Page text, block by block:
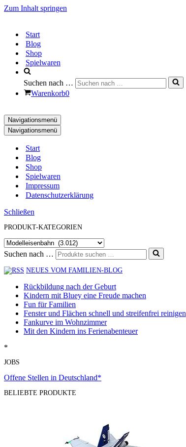
Zum Inhalt springen
Start
Blog
Shop
Spielwaren
Suchen nach …
Warenkorb0
Navigationsmenü
Navigationsmenü
Start
Blog
Shop
Spielwaren
Impressum
Datenschutzerklärung
Schließen
PRODUKT-KATEGORIEN
Suchen nach …
NEUES VOM FAMILIEN-BLOG
Rückbildung nach der Geburt
Kindern mit Bluey eine Freude machen
Fun für Familien
Fenster und Flächen schnell und streifenfrei reinigen
Fankurve im Wohnzimmer
Mit den Kindern ins Ferienabenteuer
*
JOBS
Offene Stellen in Deutschland*
BELIEBTE PRODUKTE